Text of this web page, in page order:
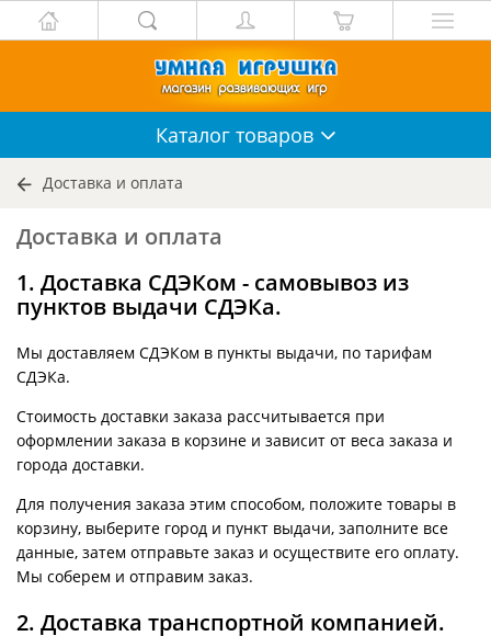
Каталог товаров
Доставка и оплата
Доставка и оплата
1. Доставка СДЭКом - самовывоз из
пунктов выдачи СДЭКа.
Мы доставляем СДЭКом в пункты выдачи, по тарифам
СДЭКа.
Стоимость доставки заказа рассчитывается при
оформлении заказа в корзине и зависит от веса заказа и
города доставки.
Для получения заказа этим способом, положите товары в
корзину, выберите город и пункт выдачи, заполните все
данные, затем отправьте заказ и осуществите его оплату.
Мы соберем и отправим заказ.
2. Доставка транспортной компанией.